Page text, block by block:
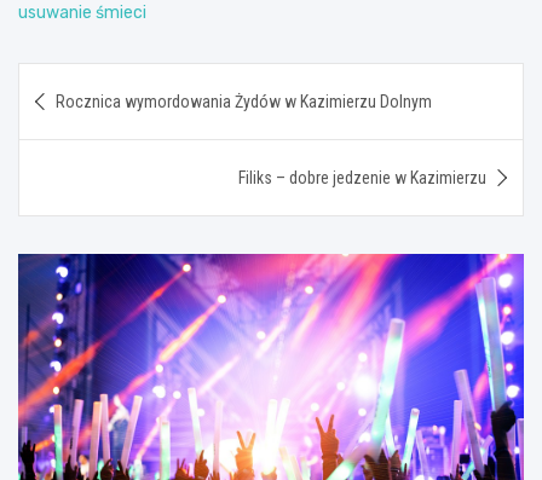
usuwanie śmieci
wpisu
Rocznica wymordowania Żydów w Kazimierzu Dolnym
Filiks – dobre jedzenie w Kazimierzu